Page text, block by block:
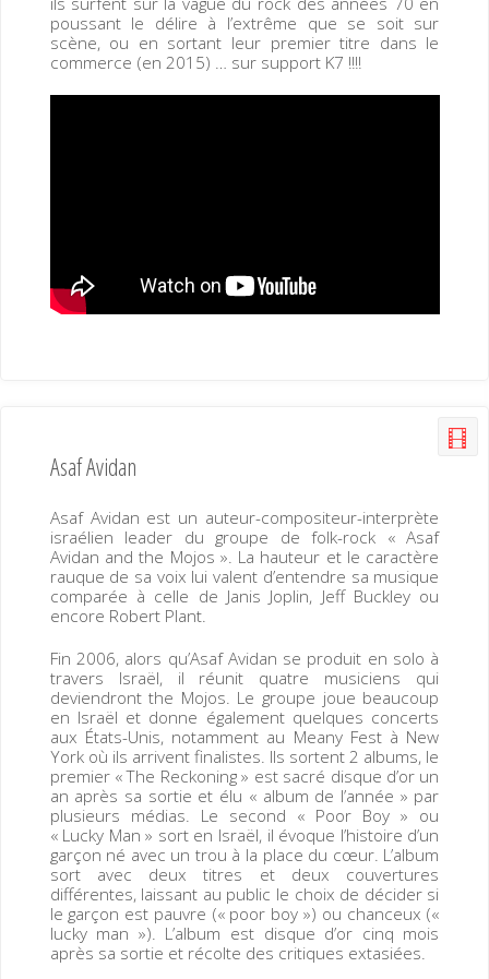
poussant le délire à l’extrême que se soit sur
scène, ou en sortant leur premier titre dans le
commerce (en 2015) … sur support K7 !!!!
Asaf Avidan
Asaf Avidan est un auteur-compositeur-interprète
israélien leader du groupe de folk-rock « Asaf
Avidan and the Mojos ». La hauteur et le caractère
rauque de sa voix lui valent d’entendre sa musique
comparée à celle de Janis Joplin, Jeff Buckley ou
encore Robert Plant.
Fin 2006, alors qu’Asaf Avidan se produit en solo à
travers Israël, il réunit quatre musiciens qui
deviendront the Mojos. Le groupe joue beaucoup
en Israël et donne également quelques concerts
aux États-Unis, notamment au Meany Fest à New
York où ils arrivent finalistes. Ils sortent 2 albums, le
premier « The Reckoning » est sacré disque d’or un
an après sa sortie et élu « album de l’année » par
plusieurs médias. Le second « Poor Boy » ou
« Lucky Man » sort en Israël, il évoque l’histoire d’un
garçon né avec un trou à la place du cœur. L’album
sort avec deux titres et deux couvertures
différentes, laissant au public le choix de décider si
le garçon est pauvre (« poor boy ») ou chanceux («
lucky man »). L’album est disque d’or cinq mois
après sa sortie et récolte des critiques extasiées.